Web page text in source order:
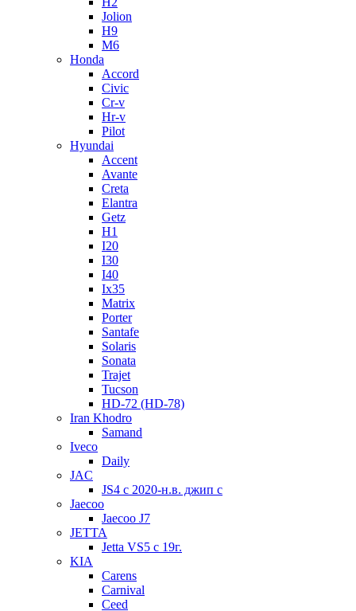
Jolion
H9
M6
Honda
Accord
Civic
Cr-v
Hr-v
Pilot
Hyundai
Accent
Avante
Creta
Elantra
Getz
H1
I20
I30
I40
Ix35
Matrix
Porter
Santafe
Solaris
Sonata
Trajet
Tucson
HD-72 (HD-78)
Iran Khodro
Samand
Iveco
Daily
JAC
JS4 с 2020-н.в. джип с
Jaecoo
Jaecoo J7
JETTA
Jetta VS5 с 19г.
KIA
Carens
Carnival
Ceed